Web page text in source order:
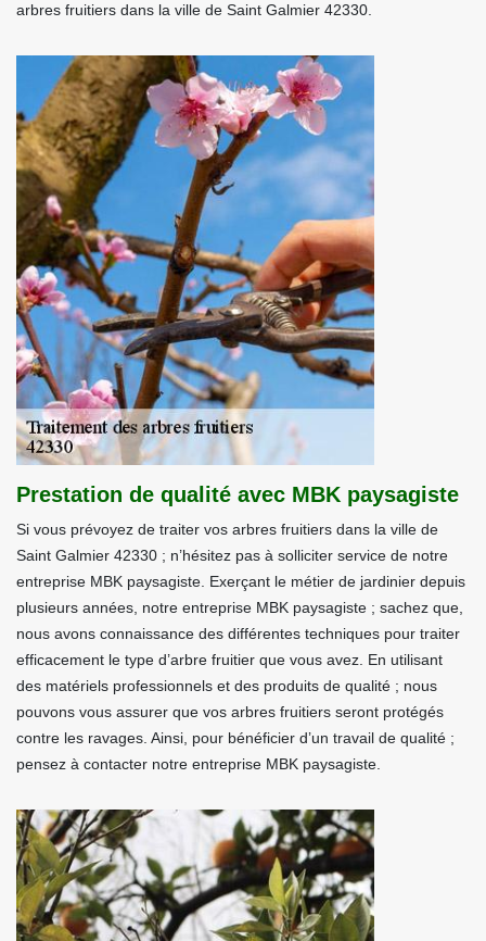
arbres fruitiers dans la ville de Saint Galmier 42330.
Prestation de qualité avec MBK paysagiste
Si vous prévoyez de traiter vos arbres fruitiers dans la ville de
Saint Galmier 42330 ; n’hésitez pas à solliciter service de notre
entreprise MBK paysagiste. Exerçant le métier de jardinier depuis
plusieurs années, notre entreprise MBK paysagiste ; sachez que,
nous avons connaissance des différentes techniques pour traiter
efficacement le type d’arbre fruitier que vous avez. En utilisant
des matériels professionnels et des produits de qualité ; nous
pouvons vous assurer que vos arbres fruitiers seront protégés
contre les ravages. Ainsi, pour bénéficier d’un travail de qualité ;
pensez à contacter notre entreprise MBK paysagiste.